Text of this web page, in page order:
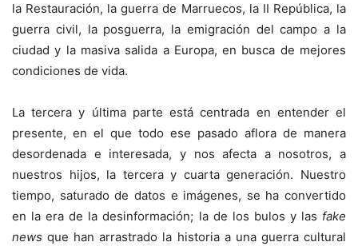
la Restauración, la guerra de Marruecos, la II República, la
guerra civil, la posguerra, la emigración del campo a la
ciudad y la masiva salida a Europa, en busca de mejores
condiciones de vida.
La tercera y última parte está centrada en entender el
presente, en el que todo ese pasado aflora de manera
desordenada e interesada, y nos afecta a nosotros, a
nuestros hijos, la tercera y cuarta generación. Nuestro
tiempo, saturado de datos e imágenes, se ha convertido
en la era de la desinformación; la de los bulos y las fake
news que han arrastrado la historia a una guerra cultural